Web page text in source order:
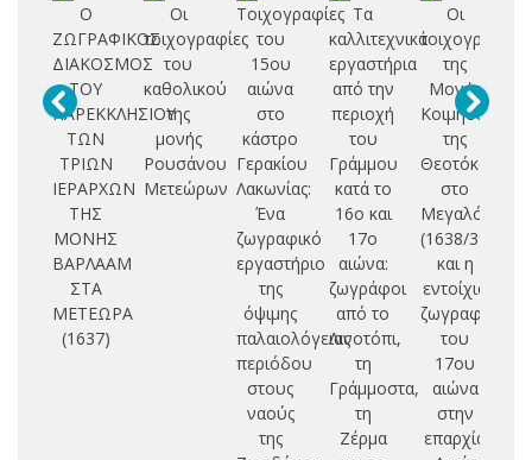
Ο
ΖΩΓΡΑΦΙΚΟΣ
ΔΙΑΚΟΣΜΟΣ
ΤΟΥ
ΠΑΡΕΚΚΛΗΣΙΟΥ
ΤΩΝ
ΤΡΙΩΝ
ΙΕΡΑΡΧΩΝ
ΤΗΣ
ΜΟΝΗΣ
ΒΑΡΛΑΑΜ
ΣΤΑ
ΜΕΤΕΩΡΑ
(1637)
Οι
τοιχογραφίες
του
καθολικού
της
μονής
Ρουσάνου
Μετεώρων
Τοιχογραφίες
του
15ου
αιώνα
στο
κάστρο
Γερακίου
Λακωνίας:
Ένα
ζωγραφικό
εργαστήριο
της
όψιμης
παλαιολόγειας
περιόδου
στους
ναούς
της
Τα
καλλιτεχνικά
εργαστήρια
από την
περιοχή
του
Γράμμου
κατά το
16ο και
17ο
αιώνα:
ζωγράφοι
από το
Λινοτόπι,
τη
Γράμμοστα,
τη
Ζέρμα
Οι
τοιχογραφίες
της
Μονής
Κοιμήσεως
της
Θεοτόκου
στο
(1638/39)
και η
εντοίχια
ζωγραφική
του
17ου
αιώνα
στην
επαρχία